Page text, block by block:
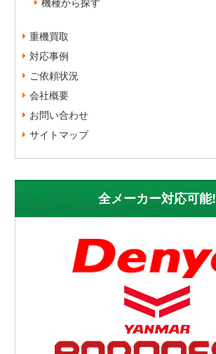
重機買取
対応事例
ご依頼状況
会社概要
お問い合わせ
サイトマップ
全メーカー対応可能!